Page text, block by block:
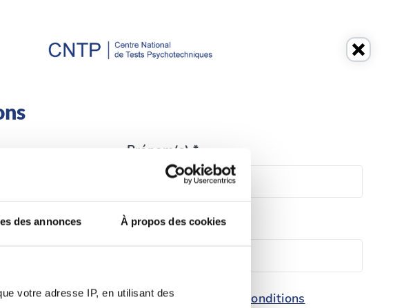
des annonces À propos des cookies
votre adresse IP, en utilisant des
Prénom(s) *
Téléphone *
la politique de protection des données et les
conditions